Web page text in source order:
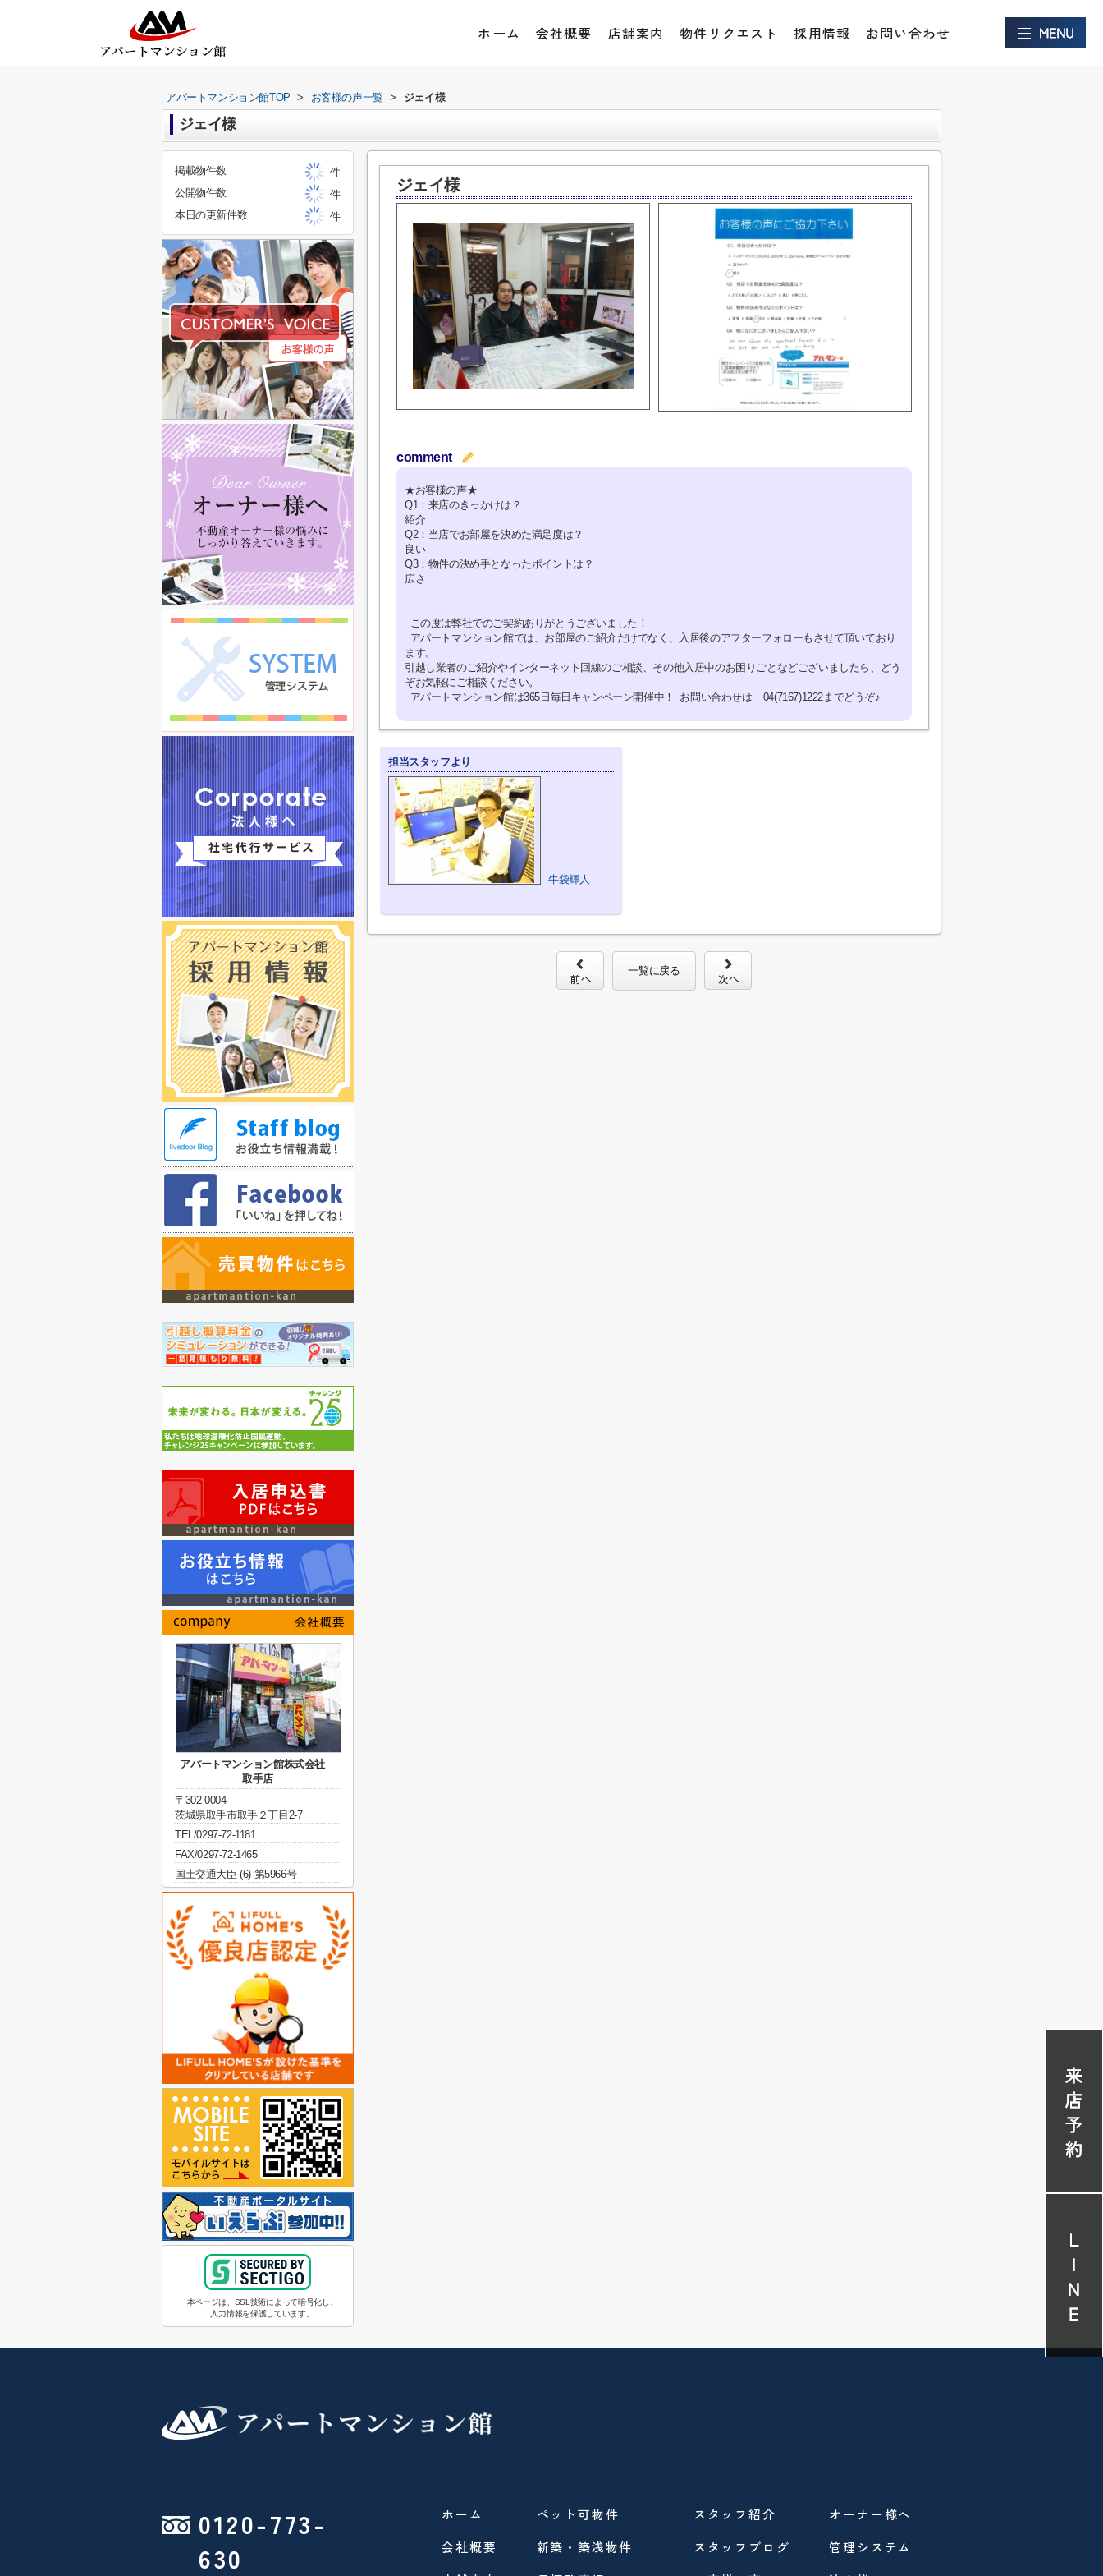
ホーム 会社概要 店舗案内 物件リクエスト 採用情報 お問い合わせ
アパートマンション館TOP > お客様の声一覧 > ジェイ様
ジェイ様
ジェイ様
comment
★お客様の声★
Q1：来店のきっかけは？
紹介
Q2：当店でお部屋を決めた満足度は？
良い
Q3：物件の決め手となったポイントは？
広さ
---------------------------
この度は弊社でのご契約ありがとうございました！
アパートマンション館では、お部屋のご紹介だけでなく、入居後のアフターフォローもさせて頂いており
ます。
引越し業者のご紹介やインターネット回線のご相談、その他入居中のお困りごとなどございましたら、どう
ぞお気軽にご相談ください。
アパートマンション館は365日毎日キャンペーン開催中！ お問い合わせは 04(7167)1222までどうぞ♪
担当スタッフより
牛袋輝人
-
一覧に戻る
掲載物件数
件
公開物件数
件
本日の更新件数
件
アパートマンション館株式会社
取手店
〒302-0004
茨城県取手市取手２丁目2-7
TEL/0297-72-1181
FAX/0297-72-1465
国土交通大臣 (6) 第5966号
本ページは、SSL技術によって暗号化し、
入力情報を保護しています。
0120-773-
630
ホーム
会社概要
ペット可物件
新築・築浅物件
スタッフ紹介
スタッフブログ
オーナー様へ
管理システム